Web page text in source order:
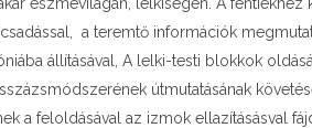
a teremtő információk
állításával, A lelki-testi blokkok
útmutatásának
a feloldásával az izmok ellazításásval